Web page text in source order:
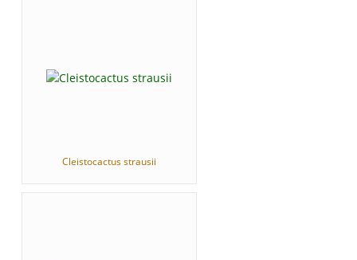
Cleistocactus strausii